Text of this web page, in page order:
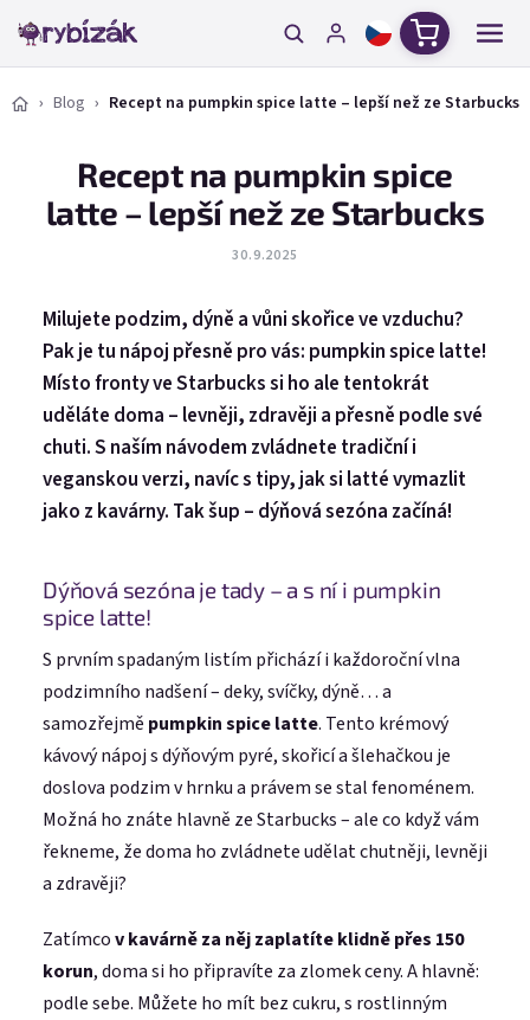
Přejít na obsah
Nákupní
Blog Recept na pumpkin spice latte – lepší než ze Starbucks
Recept na pumpkin spice
latte – lepší než ze Starbucks
30.9.2025
Milujete podzim, dýně a vůni skořice ve vzduchu?
Pak je tu nápoj přesně pro vás: pumpkin spice latte!
Místo fronty ve Starbucks si ho ale tentokrát
uděláte doma – levněji, zdravěji a přesně podle své
chuti. S naším návodem zvládnete tradiční i
veganskou verzi, navíc s tipy, jak si latté vymazlit
jako z kavárny. Tak šup – dýňová sezóna začíná!
Dýňová sezóna je tady – a s ní i pumpkin
spice latte!
S prvním spadaným listím přichází i každoroční vlna
podzimního nadšení – deky, svíčky, dýně… a
samozřejmě pumpkin spice latte. Tento krémový
kávový nápoj s dýňovým pyré, skořicí a šlehačkou je
doslova podzim v hrnku a právem se stal fenoménem.
Možná ho znáte hlavně ze Starbucks – ale co když vám
řekneme, že doma ho zvládnete udělat chutněji, levněji
a zdravěji?
Zatímcov kavárně za něj zaplatíte klidně přes 150
korun, doma si ho připravíte za zlomek ceny. A hlavně:
podle sebe. Můžete ho mít bez cukru, s rostlinným